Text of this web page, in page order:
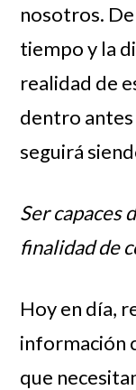
nosotros.
tiempo y la
realidad de
dentro antes
seguirá
Ser capaces
finalidad de
Hoy en día,
información
que